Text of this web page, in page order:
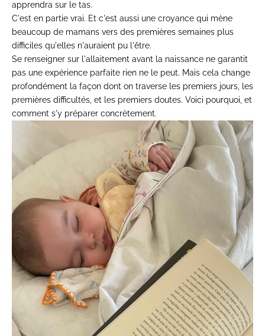
apprendra sur le tas.
C'est en partie vrai. Et c'est aussi une croyance qui mène
beaucoup de mamans vers des premières semaines plus
difficiles qu'elles n'auraient pu l'être.
Se renseigner sur l'allaitement avant la naissance ne garantit
pas une expérience parfaite rien ne le peut. Mais cela change
profondément la façon dont on traverse les premiers jours, les
premières difficultés, et les premiers doutes. Voici pourquoi, et
comment s'y préparer concrètement.